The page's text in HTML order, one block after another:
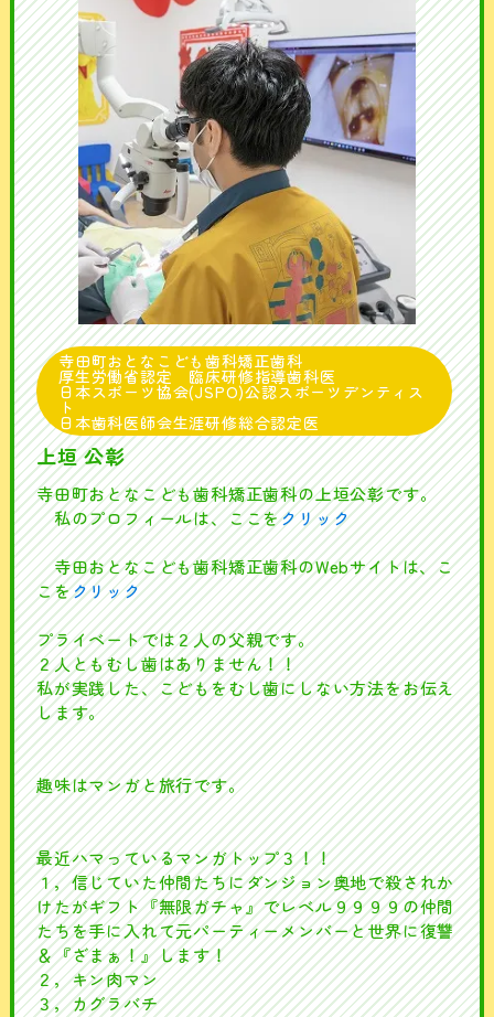
寺田町おとなこども歯科矯正歯科
厚生労働省認定 臨床研修指導歯科医
日本スポーツ協会(JSPO)公認スポーツデンティス
ト
日本歯科医師会生涯研修総合認定医
上垣 公彰
寺田町おとなこども歯科矯正歯科の上垣公彰です。
私のプロフィールは、ここをクリック
寺田おとなこども歯科矯正歯科のWebサイトは、こ
こをクリック
プライベートでは２人の父親です。
２人ともむし歯はありません！！
私が実践した、こどもをむし歯にしない方法をお伝え
します。
趣味はマンガと旅行です。
最近ハマっているマンガトップ３！！
１，信じていた仲間たちにダンジョン奥地で殺されか
けたがギフト『無限ガチャ』でレベル９９９９の仲間
たちを手に入れて元パーティーメンバーと世界に復讐
＆『ざまぁ！』します！
２，キン肉マン
３，カグラバチ